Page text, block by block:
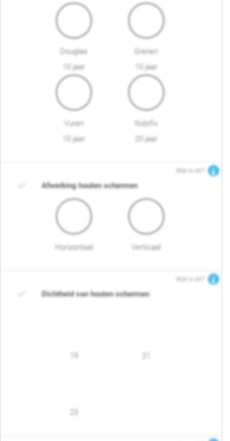
Douglas
10 jaar
Grenen
10 jaar
Vuren
10 jaar
Nobifix
20 jaar
Wat is dit?
Afwerking houten schermen
Horizontaal Verticaal
Wat is dit?
Dichtheid van houten schermen
19